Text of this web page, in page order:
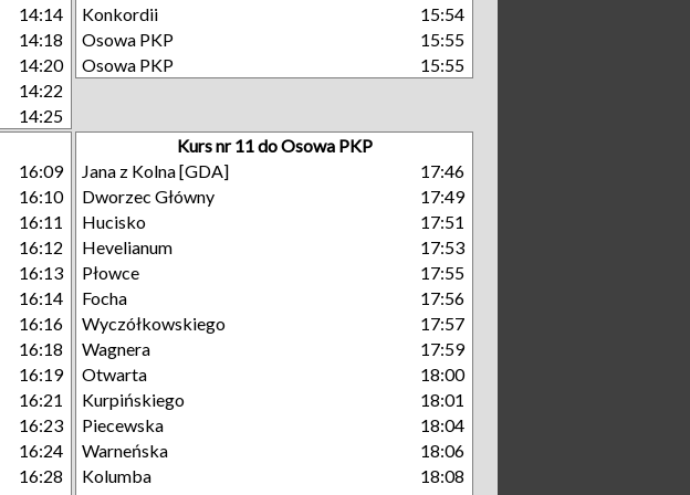
14:14
14:18
14:20
14:22
14:25
Konkordii
15:54
Osowa PKP
15:55
Osowa PKP
15:55
16:09
16:10
16:11
16:12
16:13
16:14
16:16
16:18
16:19
16:21
16:23
16:24
16:28
Kurs nr 11 do Osowa PKP
Jana z Kolna [GDA]
17:46
Dworzec Główny
17:49
Hucisko
17:51
Hevelianum
17:53
Płowce
17:55
Focha
17:56
Wyczółkowskiego
17:57
Wagnera
17:59
Otwarta
18:00
Kurpińskiego
18:01
Piecewska
18:04
Warneńska
18:06
Kolumba
18:08